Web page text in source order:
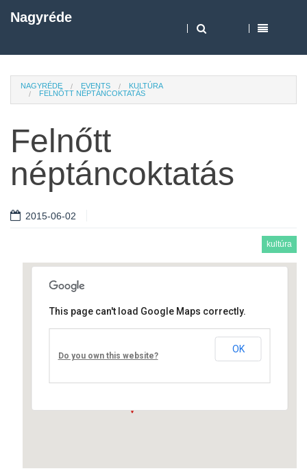
Nagyréde
NAGYRÉDE EVENTS
KULTÚRA
FELNŐTT NÉPTÁNCOKTATÁS
Felnőtt
néptáncoktatás
2015-06-02
kultúra
Művelődési ház
Fő út 8 - Nagyréde
This page can't load Google Maps correctly.
Do you own this website?
OK